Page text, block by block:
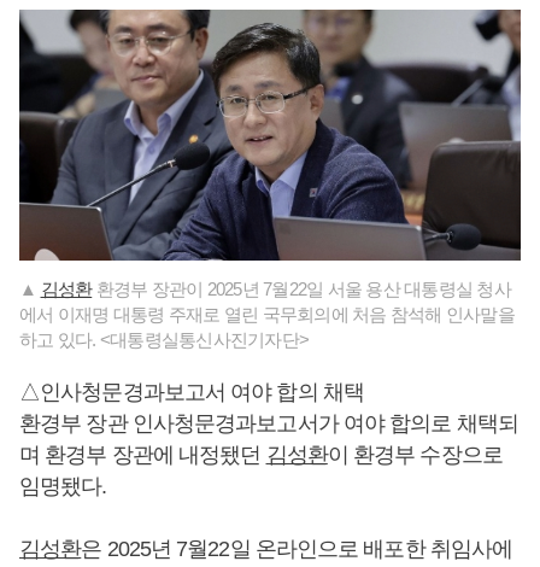
▲ 김성환환경부 장관이 2025년 7월22일 서울 용산 대통령실 청사
에서 이재명 대통령 주재로 열린 국무회의에 처음 참석해 인사말을
하고 있다. <대통령실통신사진기자단>
△인사청문경과보고서 여야 합의 채택
환경부 장관 인사청문경과보고서가 여야 합의로 채택되
며 환경부 장관에 내정됐던 김성환이 환경부 수장으로
임명됐다.
김성환은 2025년 7월22일 온라인으로 배포한 취임사에